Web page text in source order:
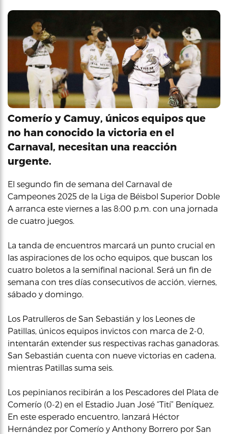
Comerío y Camuy, únicos equipos que
no han conocido la victoria en el
Carnaval, necesitan una reacción
urgente.
El segundo fin de semana del Carnaval de
Campeones 2025 de la Liga de Béisbol Superior Doble
A arranca este viernes a las 8:00 p.m. con una jornada
de cuatro juegos.
La tanda de encuentros marcará un punto crucial en
las aspiraciones de los ocho equipos, que buscan los
cuatro boletos a la semifinal nacional. Será un fin de
semana con tres días consecutivos de acción, viernes,
sábado y domingo.
Los Patrulleros de San Sebastián y los Leones de
Patillas, únicos equipos invictos con marca de 2-0,
intentarán extender sus respectivas rachas ganadoras.
San Sebastián cuenta con nueve victorias en cadena,
mientras Patillas suma seis.
Los pepinianos recibirán a los Pescadores del Plata de
Comerío (0-2) en el Estadio Juan José “Tití” Beníquez.
En este esperado encuentro, lanzará Héctor
Hernández por Comerío y Anthony Borrero por San